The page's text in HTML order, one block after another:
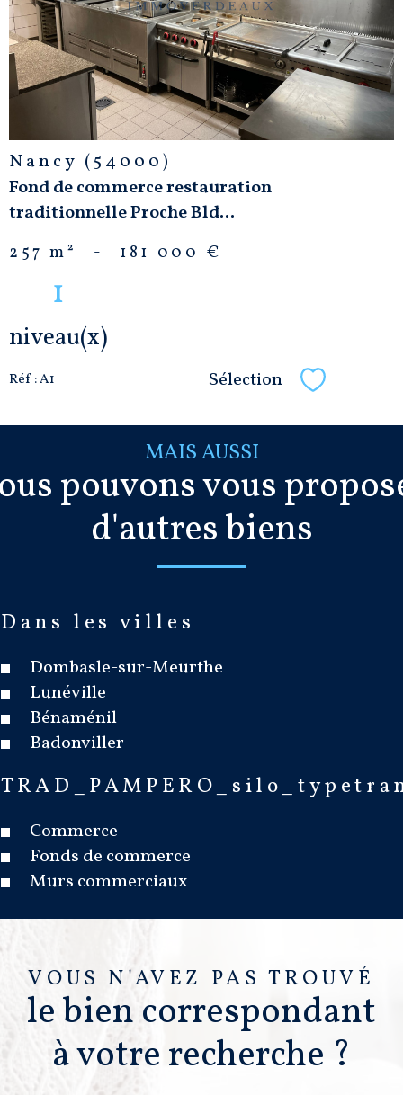
BIEN
Nancy (54000)
Fond de commerce restauration
traditionnelle Proche Bld...
257 m² - 181 000 €
1
niveau(x)
Réf : A1 Sélection
MAIS AUSSI
pouvons vous
d'autres biens
Dans les villes
Dombasle-sur-Meurthe
Lunéville
Bénaménil
Badonviller
Commerce
Fonds de commerce
Murs commerciaux
VOUS N'AVEZ PAS TROUVÉ
le bien correspondant
à votre recherche ?